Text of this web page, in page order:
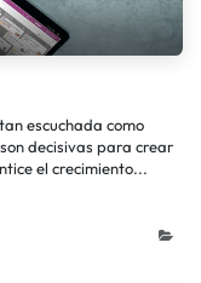
escuchada como
decisivas para crear
el crecimiento...